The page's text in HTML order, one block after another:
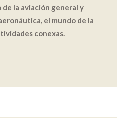
la aviación general y
el mundo de la
conexas.